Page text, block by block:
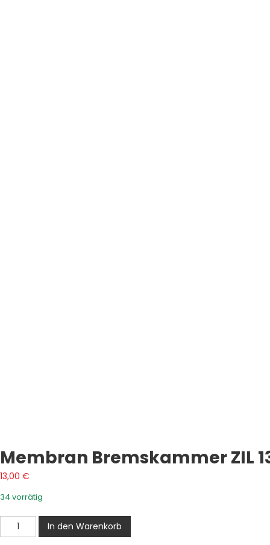
Membran Bremskammer ZIL
13,00 €
34 vorrätig
Membran
Bremskammer
In den Warenkorb